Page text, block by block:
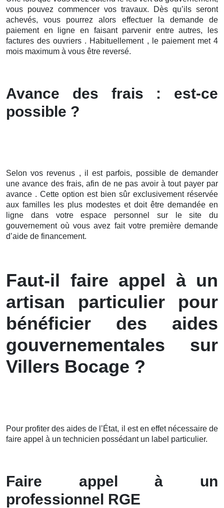
vous pouvez commencer vos travaux. Dès qu’ils seront
achevés, vous pourrez alors effectuer la demande de
paiement en ligne en faisant parvenir entre autres, les
factures des ouvriers . Habituellement , le paiement met 4
mois maximum à vous être reversé.
Avance des frais : est-ce
possible ?
Selon vos revenus , il est parfois, possible de demander
une avance des frais, afin de ne pas avoir à tout payer par
avance . Cette option est bien sûr exclusivement réservée
aux familles les plus modestes et doit être demandée en
ligne dans votre espace personnel sur le site du
gouvernement où vous avez fait votre première demande
d’aide de financement.
Faut-il faire appel à un
artisan particulier pour
bénéficier des aides
gouvernementales sur
Villers Bocage ?
Pour profiter des aides de l’État, il est en effet nécessaire de
faire appel à un technicien possédant un label particulier.
Faire appel à un
professionnel RGE